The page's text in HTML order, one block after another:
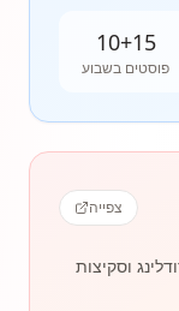
10+15
פוסטים בשבוע
צפייה
וסקיצות